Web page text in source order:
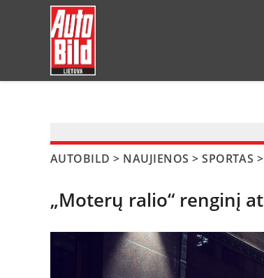
AUTOBILD > NAUJIENOS >SPORTAS >
„Moterų ralio“ renginį